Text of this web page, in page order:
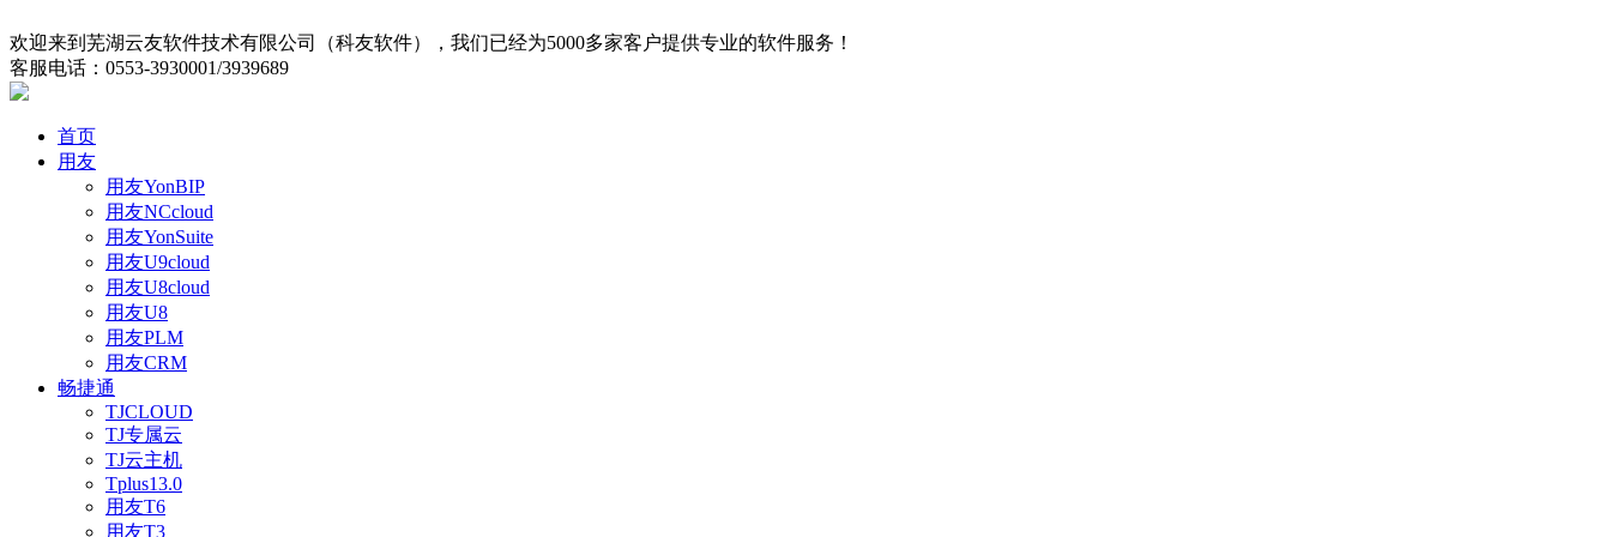
欢迎来到芜湖云友软件技术有限公司（科友软件），我们已经为5000多家客户提供专业的软件服务！
客服电话：0553-3930001/3939689
首页
用友
用友YonBIP
用友NCcloud
用友YonSuite
用友U9cloud
用友U8cloud
用友U8
用友PLM
用友CRM
畅捷通
TJCLOUD
TJ专属云
TJ云主机
Tplus13.0
用友T6
用友T3